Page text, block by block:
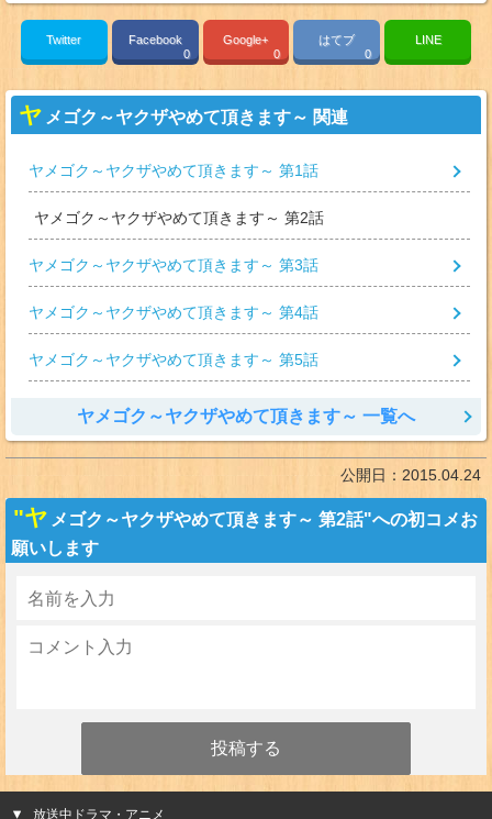
Twitter
Facebook
0
Google+
0
はてブ
0
LINE
ヤ メゴク～ヤクザやめて頂きます～ 関連
ヤメゴク～ヤクザやめて頂きます～ 第1話
ヤメゴク～ヤクザやめて頂きます～ 第2話
ヤメゴク～ヤクザやめて頂きます～ 第3話
ヤメゴク～ヤクザやめて頂きます～ 第4話
ヤメゴク～ヤクザやめて頂きます～ 第5話
ヤメゴク～ヤクザやめて頂きます～ 一覧へ
公開日： 2015.04.24
"ヤ メゴク～ヤクザやめて頂きます～ 第2話"への初コメお
願いします
放送中ドラマ・アニメ